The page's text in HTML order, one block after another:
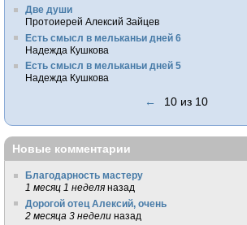
Две души
Протоиерей Алексий Зайцев
Есть смысл в мельканьи дней 6
Надежда Кушкова
Есть смысл в мельканьи дней 5
Надежда Кушкова
← 10 из 10
Новые комментарии
Благодарность мастеру
1 месяц 1 неделя назад
Дорогой отец Алексий, очень
2 месяца 3 недели назад